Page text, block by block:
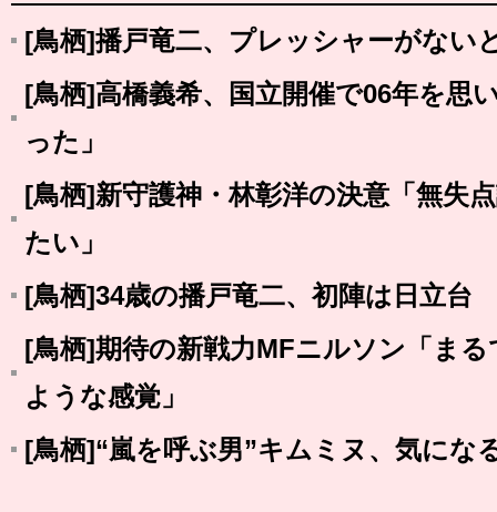
[鳥栖]播戸竜二、プレッシャーがない
[鳥栖]高橋義希、国立開催で06年を思
った」
[鳥栖]新守護神・林彰洋の決意「無失
たい」
[鳥栖]34歳の播戸竜二、初陣は日立台
[鳥栖]期待の新戦力MFニルソン「ま
ような感覚」
[鳥栖]“嵐を呼ぶ男”キムミヌ、気にな